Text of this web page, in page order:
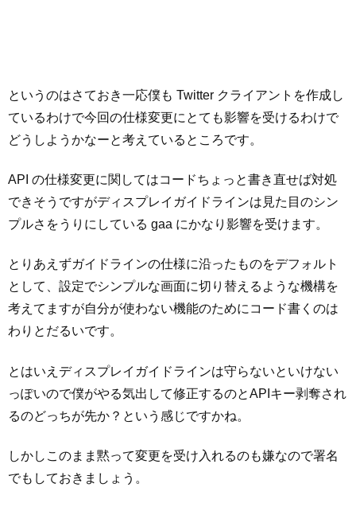
というのはさておき一応僕も Twitter クライアントを作成し
ているわけで今回の仕様変更にとても影響を受けるわけで
どうしようかなーと考えているところです。
API の仕様変更に関してはコードちょっと書き直せば対処
できそうですがディスプレイガイドラインは見た目のシン
プルさをうりにしている gaa にかなり影響を受けます。
とりあえずガイドラインの仕様に沿ったものをデフォルト
として、設定でシンプルな画面に切り替えるような機構を
考えてますが自分が使わない機能のためにコード書くのは
わりとだるいです。
とはいえディスプレイガイドラインは守らないといけない
っぽいので僕がやる気出して修正するのとAPIキー剥奪され
るのどっちが先か？という感じですかね。
しかしこのまま黙って変更を受け入れるのも嫌なので署名
でもしておきましょう。